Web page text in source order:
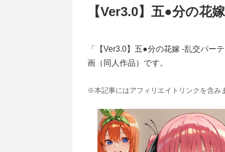
【Ver3.0】五●分の花
「【Ver3.0】五●分の花嫁 -乱交パー
画（同人作品）です。
※本記事にはアフィリエイトリンクを含み